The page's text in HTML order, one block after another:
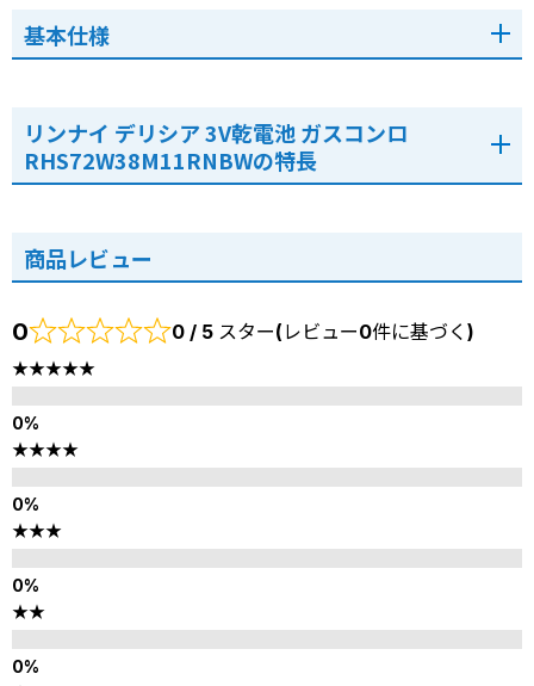
基本仕様
リンナイ デリシア 3V乾電池 ガスコンロ
RHS72W38M11RNBWの特長
商品レビュー
0 0 / 5 スター(レビュー0件に基づく)
★★★★★
★★★★
★★★
★★